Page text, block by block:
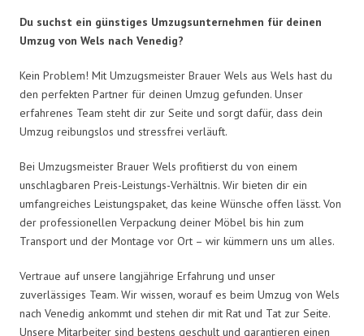
Du suchst ein günstiges Umzugsunternehmen für deinen
Umzug von Wels nach Venedig?
Kein Problem! Mit Umzugsmeister Brauer Wels aus Wels hast du
den perfekten Partner für deinen Umzug gefunden. Unser
erfahrenes Team steht dir zur Seite und sorgt dafür, dass dein
Umzug reibungslos und stressfrei verläuft.
Bei Umzugsmeister Brauer Wels profitierst du von einem
unschlagbaren Preis-Leistungs-Verhältnis. Wir bieten dir ein
umfangreiches Leistungspaket, das keine Wünsche offen lässt. Von
der professionellen Verpackung deiner Möbel bis hin zum
Transport und der Montage vor Ort – wir kümmern uns um alles.
Vertraue auf unsere langjährige Erfahrung und unser
zuverlässiges Team. Wir wissen, worauf es beim Umzug von Wels
nach Venedig ankommt und stehen dir mit Rat und Tat zur Seite.
Unsere Mitarbeiter sind bestens geschult und garantieren einen